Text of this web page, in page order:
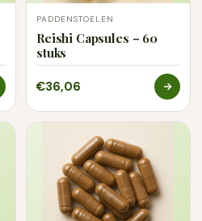
PADDENSTOELEN
Reishi Capsules – 60
stuks
€36,06